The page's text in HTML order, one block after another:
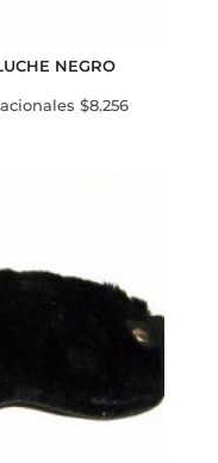
NEGRO
$8.256